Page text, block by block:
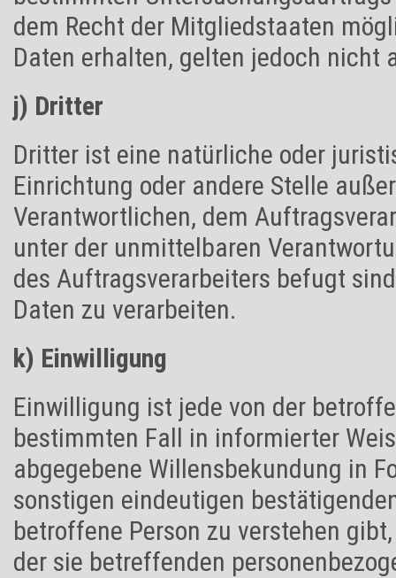
dem Recht der Mitgliedstaaten
Daten erhalten, gelten jedoch nicht
j) Dritter
Dritter ist eine natürliche oder
Einrichtung oder andere Stelle
Verantwortlichen, dem
unter der unmittelbaren
des Auftragsverarbeiters befugt
Daten zu verarbeiten.
k) Einwilligung
Einwilligung ist jede von der
bestimmten Fall in informierter
abgegebene Willensbekundung in
sonstigen eindeutigen
betroffene Person zu verstehen
der sie betreffenden